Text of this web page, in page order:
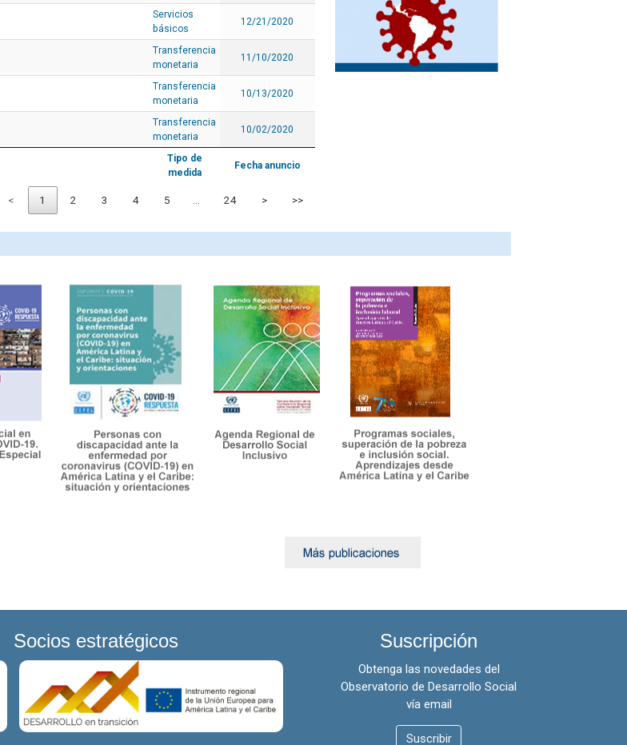
Servicios
básicos
12/21/2020
Transferencia
monetaria
11/10/2020
Transferencia
monetaria
10/13/2020
Transferencia
monetaria
10/02/2020
Tipo de
medida
Fecha anuncio
< 1 2 3 4 5 … 24 > >>
Montserrat
México
Nicaragua
San Vicente y las
Sint Maarten
Suriname
Trinidad y Tabago
Uruguay
Venezuela (República
Bolivariana de)
Socios estratégicos Suscripción
Obtenga las novedades del
Observatorio de Desarrollo Social
vía email
Suscribir